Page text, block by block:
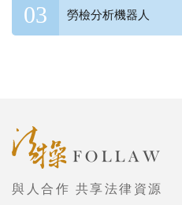
勞檢分析機器人
與人合作 共享法律資源